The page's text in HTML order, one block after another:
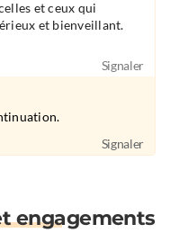
et ceux qui
et bienveillant.
Signaler
Signaler
engagements